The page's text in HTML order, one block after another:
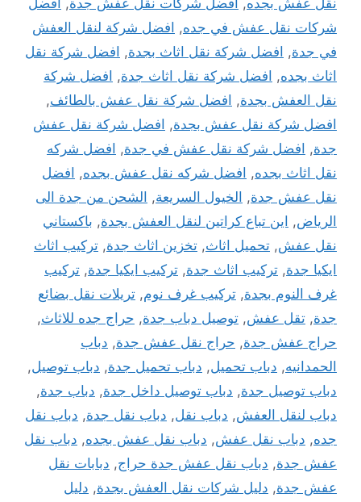
شركات نقل عفش في جده, افضل شركة لنقل العفش
في جدة, افضل شركة نقل اثاث بجدة, افضل شركة نقل
اثاث بجده, افضل شركة نقل اثاث جدة, افضل شركة
نقل العفش بجدة, افضل شركة نقل عفش بالطائف,
افضل شركة نقل عفش بجدة, افضل شركة نقل عفش
جدة, افضل شركة نقل عفش في جدة, افضل شركه
نقل اثاث بجده, افضل شركه نقل عفش بجده, افضل
نقل عفش جدة, الخيول السريعة, الشحن من جدة الى
الرياض, اين تباع كراتين لنقل العفش بجدة, باكستاني
نقل عفش, تحميل اثاث, تخزين اثاث جدة, تركيب اثاث
ايكيا جدة, تركيب اثاث جدة, تركيب ايكيا جدة, تركيب
غرف النوم بجدة, تركيب غرف نوم, تريلات نقل بضائع
جدة, تقل عفش, توصيل دباب جدة, حراج جده للاثاث,
حراج عفش جدة, حراج نقل عفش جدة, دباب
الحمدانيه, دباب تحميل, دباب تحميل جدة, دباب توصيل,
دباب توصيل جدة, دباب توصيل داخل جدة, دباب جدة,
دباب لنقل العفش, دباب نقل, دباب نقل جدة, دباب نقل
جده, دباب نقل عفش, دباب نقل عفش بجده, دباب نقل
عفش جدة, دباب نقل عفش جدة حراج, دبابات نقل
عفش جدة, دليل شركات نقل العفش بجدة, دليل